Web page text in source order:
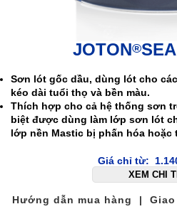
JOTON®
Sơn lót gốc dầu, dùng lót cho
kéo dài tuổi thọ và bền màu.
Thích hợp cho cả hệ thống sơn
biệt được dùng làm lớp sơn lót
lớp nền Mastic bị phấn hóa
Giá chỉ từ:
XEM CHI
Hướng dẫn mua hàng |